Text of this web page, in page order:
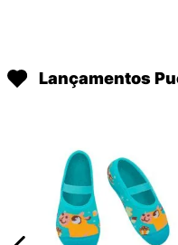
Lançamentos